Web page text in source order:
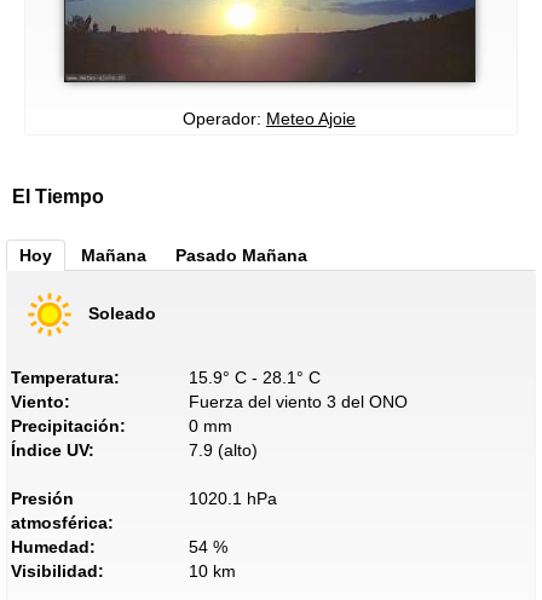
Operador: Meteo Ajoie
El Tiempo
Hoy Mañana Pasado Mañana
Soleado
Temperatura:
15.9° C - 28.1° C
Viento:
Fuerza del viento 3 del ONO
Precipitación:
0 mm
Índice UV:
7.9 (alto)
Presión
atmosférica:
1020.1 hPa
Humedad:
54 %
Visibilidad:
10 km